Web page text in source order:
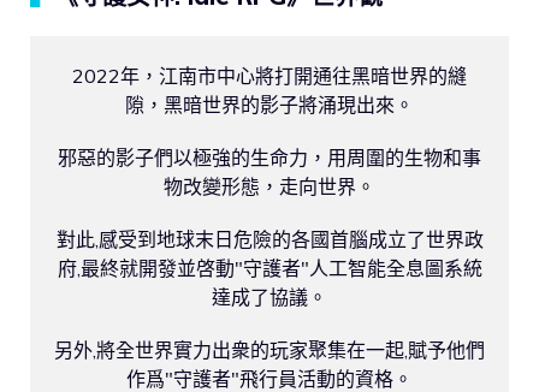
2022年，江南市中心將打開通往黑暗世界的縫
隙，黑暗世界的影子將涌現出來。
邪惡的影子們以極強的生命力，用周圍的生物和事
物改變形態，走向世界。
對此,感受到地球末日危險的各國首腦成立了世界政
府,最終就開發並啓動"守護者"人工智能全息圖系統
達成了協議。
另外,將全世界實力出衆的玩家聚集在一起,賦予他們
作爲"守護者"飛行員活動的資格。